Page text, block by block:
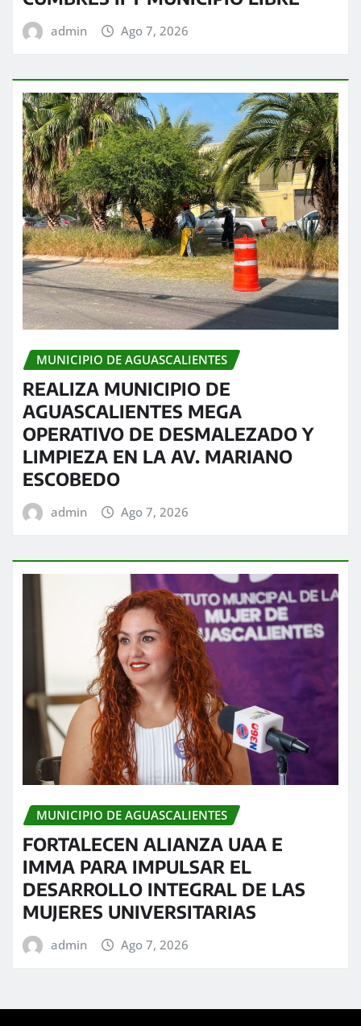
admin Ago 7, 2026
MUNICIPIO DE AGUASCALIENTES
REALIZA MUNICIPIO DE
AGUASCALIENTES MEGA
OPERATIVO DE DESMALEZADO Y
LIMPIEZA EN LA AV. MARIANO
ESCOBEDO
admin Ago 7, 2026
MUNICIPIO DE AGUASCALIENTES
FORTALECEN ALIANZA UAA E
IMMA PARA IMPULSAR EL
DESARROLLO INTEGRAL DE LAS
MUJERES UNIVERSITARIAS
admin Ago 7, 2026